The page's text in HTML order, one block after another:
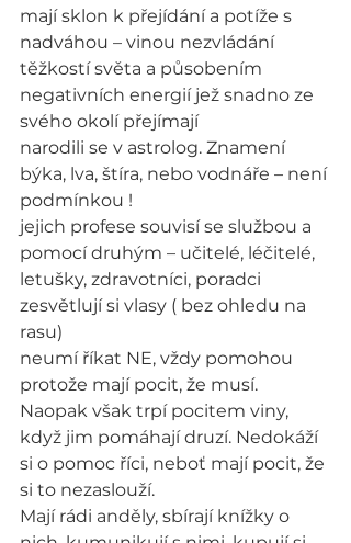
mají sklon k přejídání a potíže s
nadváhou – vinou nezvládání
těžkostí světa a působením
negativních energií jež snadno ze
svého okolí přejímají
narodili se v astrolog. Znamení
býka, lva, štíra, nebo vodnáře – není
podmínkou !
jejich profese souvisí se službou a
pomocí druhým – učitelé, léčitelé,
letušky, zdravotníci, poradci
zesvětlují si vlasy ( bez ohledu na
rasu)
neumí říkat NE, vždy pomohou
protože mají pocit, že musí.
Naopak však trpí pocitem viny,
když jim pomáhají druzí. Nedokáží
si o pomoc říci, neboť mají pocit, že
si to nezaslouží.
Mají rádi anděly, sbírají knížky o